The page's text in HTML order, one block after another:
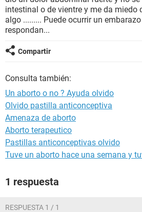
intestinal o de vientre y me da miedo
algo ......... Puede ocurrir un
respondan...
Compartir
Consulta también:
Un aborto o no ? Ayuda olvido
Olvido pastilla anticonceptiva
Amenaza de aborto
Aborto terapeutico
Pastillas anticonceptivas olvido
Tuve un aborto hace una semana y
1 respuesta
RESPUESTA 1 / 1